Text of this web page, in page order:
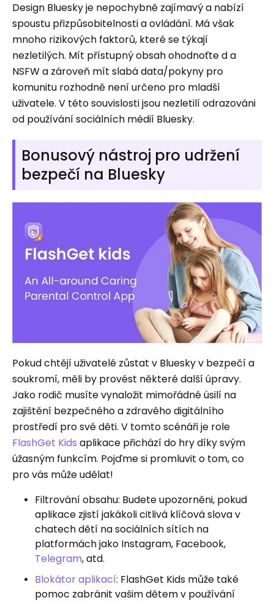
Design Bluesky je nepochybně zajímavý a nabízí
spoustu přizpůsobitelnosti a ovládání. Má však
mnoho rizikových faktorů, které se týkají
nezletilých. Mít přístupný obsah ohodnoťte d a
NSFW a zároveň mít slabá data/pokyny pro
komunitu rozhodně není určeno pro mladší
uživatele. V této souvislosti jsou nezletilí odrazováni
od používání sociálních médií Bluesky.
Bonusový nástroj pro udržení
bezpečí na Bluesky
Pokud chtějí uživatelé zůstat v Bluesky v bezpečí a
soukromí, měli by provést některé další úpravy.
Jako rodič musíte vynaložit mimořádné úsilí na
zajištění bezpečného a zdravého digitálního
prostředí pro své děti. V tomto scénáři je role
FlashGet Kids aplikace přichází do hry díky svým
úžasným funkcím. Pojďme si promluvit o tom, co
pro vás může udělat!
Filtrování obsahu: Budete upozorněni, pokud
aplikace zjistí jakákoli citlivá klíčová slova v
chatech dětí na sociálních sítích na
platformách jako Instagram, Facebook,
Telegram, atd.
Blokátor aplikací: FlashGet Kids může také
pomoc zabránit vašim dětem v používání